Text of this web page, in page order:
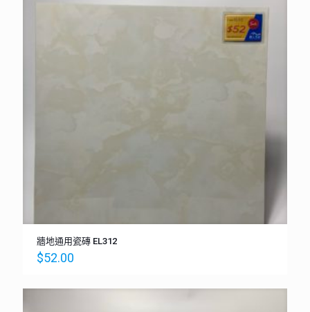
牆地通用瓷磚 EL312
$52.00